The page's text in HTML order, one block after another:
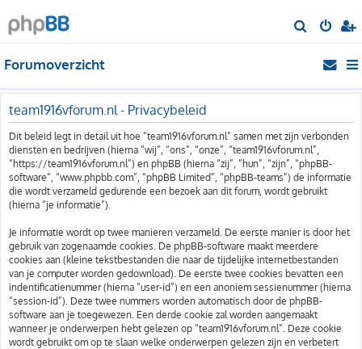
o
Forumoverzicht
team1916vforum.nl - Privacybeleid
Dit beleid legt in detail uit hoe “team1916vforum.nl” samen met zijn verbonden
diensten en bedrijven (hierna “wij”, “ons”, “onze”, “team1916vforum.nl”,
“https://team1916vforum.nl”) en phpBB (hierna “zij”, “hun”, “zijn”, “phpBB-
software”, “www.phpbb.com”, “phpBB Limited”, “phpBB-teams”) de informatie
die wordt verzameld gedurende een bezoek aan dit forum, wordt gebruikt
(hierna “je informatie”).
Je informatie wordt op twee manieren verzameld. De eerste manier is door het
gebruik van zogenaamde cookies. De phpBB-software maakt meerdere
cookies aan (kleine tekstbestanden die naar de tijdelijke internetbestanden
van je computer worden gedownload). De eerste twee cookies bevatten een
indentificatienummer (hierna “user-id”) en een anoniem sessienummer (hierna
“session-id”). Deze twee nummers worden automatisch door de phpBB-
software aan je toegewezen. Een derde cookie zal worden aangemaakt
wanneer je onderwerpen hebt gelezen op “team1916vforum.nl”. Deze cookie
wordt gebruikt om op te slaan welke onderwerpen gelezen zijn en verbetert